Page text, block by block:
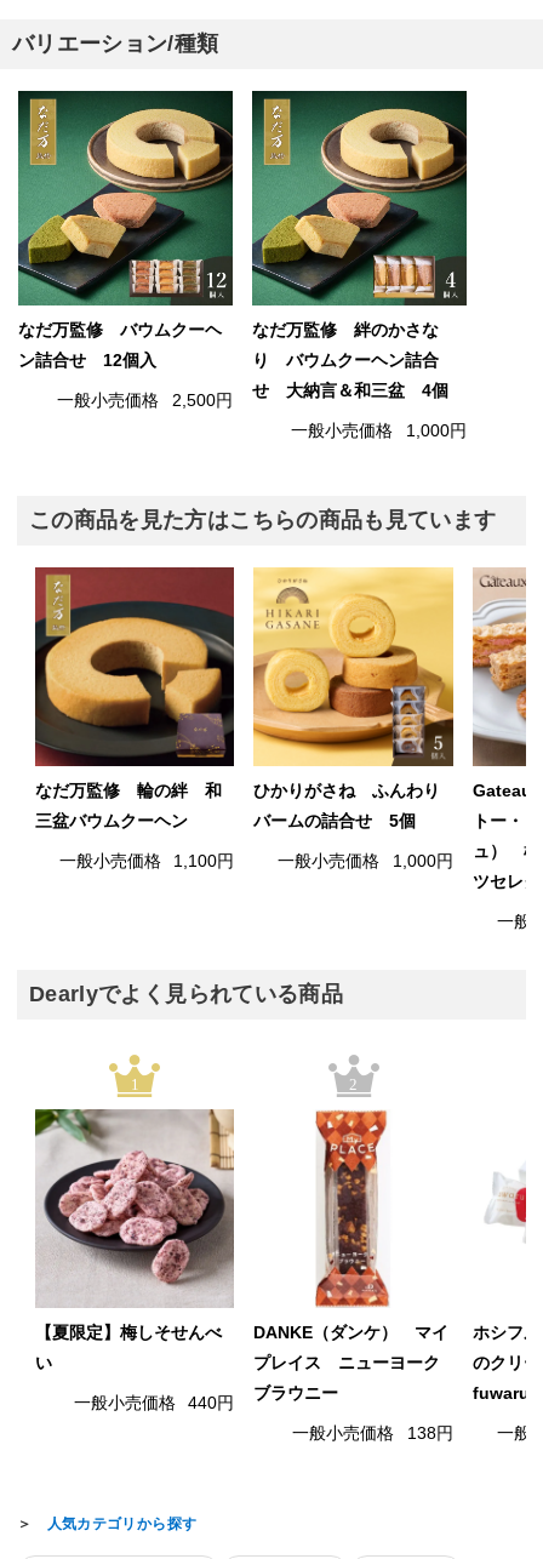
バリエーション/種類
なだ万監修 バウムクーヘ
ン詰合せ 12個入
一般小売価格 2,500円
なだ万監修 絆のかさな
り バウムクーヘン詰合
せ 大納言＆和三盆 4個
一般小売価格 1,000円
この商品を見た方はこちらの商品も見ています
なだ万監修 輪の絆 和
三盆バウムクーヘン
一般小売価格 1,100円
ひかりがさね ふんわり
バームの詰合せ 5個
一般小売価格 1,000円
Gateau
トー・
ュ） 横
ツセレ
一般
Dearlyでよく見られている商品
1
【夏限定】梅しそせんべ
い
一般小売価格 440円
2
DANKE（ダンケ） マイ
プレイス ニューヨーク
ブラウニー
一般小売価格 138円
ホシフ
のクリ
fuwaru
一般
＞ 人気カテゴリから探す